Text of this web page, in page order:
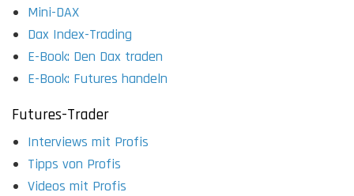
Mini-DAX
Dax Index-Trading
E-Book: Den Dax traden
E-Book: Futures handeln
Futures-Trader
Interviews mit Profis
Tipps von Profis
Videos mit Profis